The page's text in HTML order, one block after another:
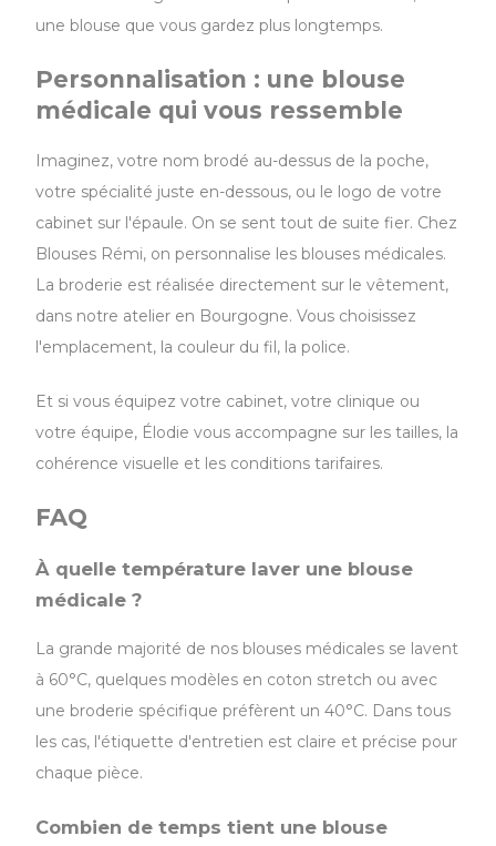
une blouse que vous gardez plus longtemps.
Personnalisation : une blouse
médicale qui vous ressemble
Imaginez, votre nom brodé au-dessus de la poche,
votre spécialité juste en-dessous, ou le logo de votre
cabinet sur l'épaule. On se sent tout de suite fier. Chez
Blouses Rémi, on personnalise les blouses médicales.
La broderie est réalisée directement sur le vêtement,
dans notre atelier en Bourgogne. Vous choisissez
l'emplacement, la couleur du fil, la police.
Et si vous équipez votre cabinet, votre clinique ou
votre équipe, Élodie vous accompagne sur les tailles, la
cohérence visuelle et les conditions tarifaires.
FAQ
À quelle température laver une blouse
médicale ?
La grande majorité de nos blouses médicales se lavent
à 60°C, quelques modèles en coton stretch ou avec
une broderie spécifique préfèrent un 40°C. Dans tous
les cas, l'étiquette d'entretien est claire et précise pour
chaque pièce.
Combien de temps tient une blouse